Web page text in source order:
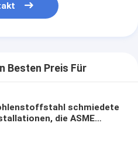
Besten Preis Für
schmiedete
die ASME